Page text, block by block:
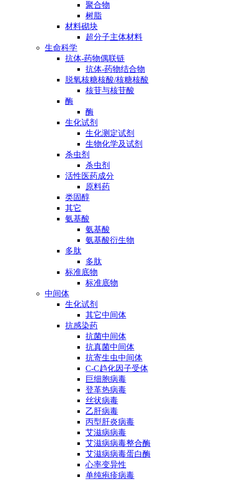
聚合物
树脂
材料砌块
超分子主体材料
生命科学
抗体-药物偶联链
抗体-药物结合物
脱氧核糖核酸/核糖核酸
核苷与核苷酸
酶
酶
生化试剂
生化测定试剂
生物化学及试剂
杀虫剂
杀虫剂
活性医药成分
原料药
类固醇
其它
氨基酸
氨基酸
氨基酸衍生物
多肽
多肽
标准底物
标准底物
中间体
生化试剂
其它中间体
抗感染药
抗菌中间体
抗真菌中间体
抗寄生虫中间体
C-C趋化因子受体
巨细胞病毒
登革热病毒
丝状病毒
乙肝病毒
丙型肝炎病毒
艾滋病病毒
艾滋病病毒整合酶
艾滋病病毒蛋白酶
心率变异性
单纯疱疹病毒